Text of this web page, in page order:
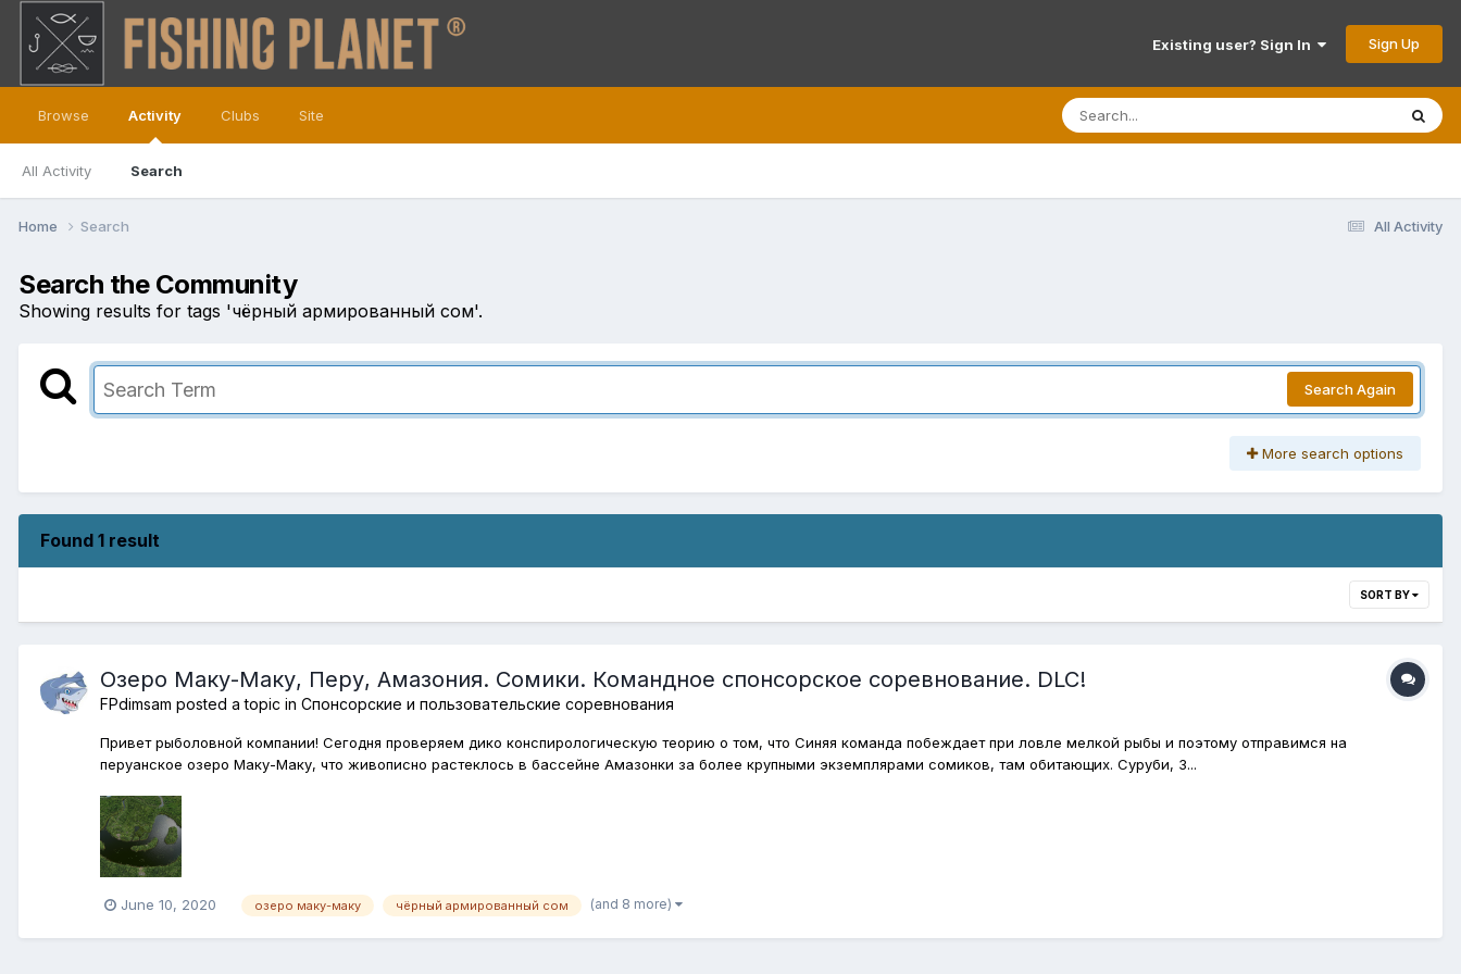
Existing user? Sign In Sign Up
Browse Activity
All Activity Search
Clubs Site
All Activity
Home Search
Search the Community
Showing results for tags 'чёрный армированный сом'.
Search Again
More search options
Found 1 result
SORT BY
Озеро Маку-Маку, Перу, Амазония. Сомики. Командное спонсорское соревнование. DLC!
FPdimsam posted a topic in Спонсорские и пользовательские соревнования
Привет рыболовной компании! Сегодня проверяем дико конспирологическую теорию о том, что Синяя команда побеждает при ловле мелкой рыбы и поэтому отправимся на
перуанское озеро Маку-Маку, что живописно растеклось в бассейне Амазонки за более крупными экземплярами сомиков, там обитающих. Суруби, З...
June 10, 2020 озеро маку-маку чёрный армированный сом (and 8 more)